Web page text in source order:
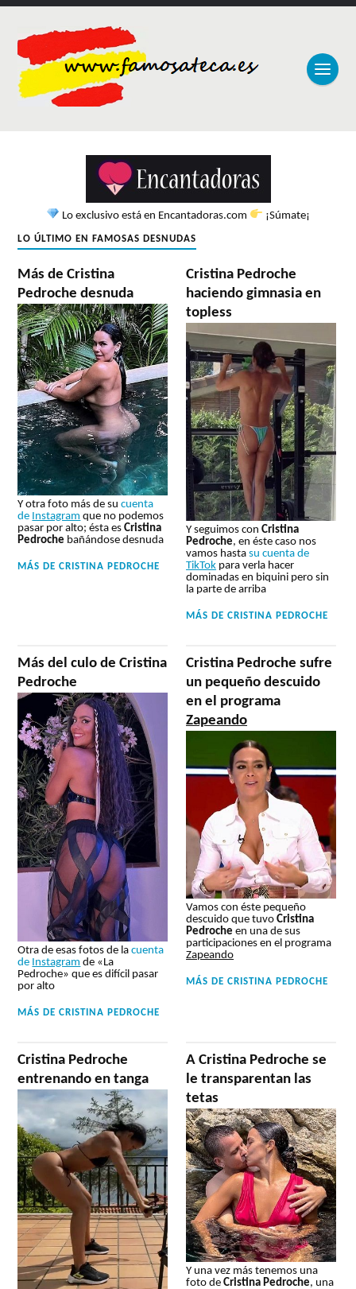
Lo exclusivo está en Encantadoras.com ¡Súmate¡
LO ÚLTIMO EN FAMOSAS DESNUDAS
Más de Cristina
Pedroche desnuda
Y otra foto más de sucuenta
de Instagram que no podemos
pasar por alto; ésta esCristina
Pedroche bañándose desnuda
MÁS DECRISTINA PEDROCHE
Cristina Pedroche
haciendo gimnasia en
topless
Y seguimos conCristina
Pedroche, en éste caso nos
vamos hastasu cuenta de
TikTok para verla hacer
dominadas en biquini pero sin
la parte de arriba
MÁS DECRISTINA PEDROCHE
Más del culo de Cristina
Pedroche
Otra de esas fotos de lacuenta
de Instagram de «La
Pedroche» que es difícil pasar
por alto
MÁS DECRISTINA PEDROCHE
Cristina Pedroche sufre
un pequeño descuido
en el programa
Zapeando
Vamos con éste pequeño
descuido que tuvoCristina
Pedroche en una de sus
participaciones en el programa
Zapeando
MÁS DECRISTINA PEDROCHE
Cristina Pedroche
entrenando en tanga
A Cristina Pedroche se
le transparentan las
tetas
Y una vez más tenemos una
foto deCristina Pedroche, una